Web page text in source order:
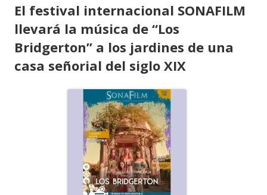
El festival internacional SONAFILM
llevará la música de “Los
Bridgerton” a los jardines de una
casa señorial del siglo XIX